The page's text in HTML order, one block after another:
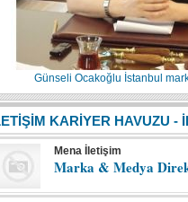
Günseli Ocakoğlu İstanbul
KARİYER HAVUZU -
Mena İletişim
Marka & Medya